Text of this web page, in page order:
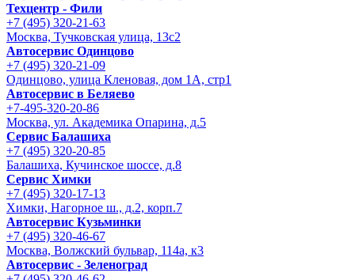
Техцентр - Фили
+7 (495) 320-21-63
Москва, Тучковская улица, 13с2
Автосервис Одинцово
+7 (495) 320-21-09
Одинцово, улица Кленовая, дом 1А, стр1
Автосервис в Беляево
+7-495-320-20-86
Москва, ул. Академика Опарина, д.5
Сервис Балашиха
+7 (495) 320-20-85
Балашиха, Кучинское шоссе, д.8
Сервис Химки
+7 (495) 320-17-13
Химки, Нагорное ш., д.2, корп.7
Автосервис Кузьминки
+7 (495) 320-46-67
Москва, Волжский бульвар, 114а, к3
Автосервис - Зеленоград